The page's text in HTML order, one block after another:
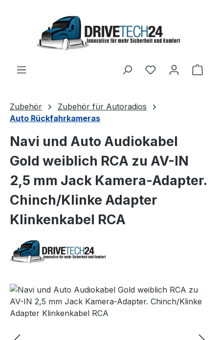
Zubehör
Zubehör für Autoradios
Auto Rückfahrkameras
Navi und Auto Audiokabel
Gold weiblich RCA zu AV-IN
2,5 mm Jack Kamera-Adapter.
Chinch/Klinke Adapter
Klinkenkabel RCA
Bildergalerie überspringen